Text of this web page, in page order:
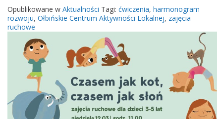
ń
s
e
m
j
a
k
o
t
,
Opublikowane w Aktualności Tagi: ćwiczenia, harmonogram
rozwoju, Ołbińskie Centrum Aktywności Lokalnej, zajęcia
ruchowe